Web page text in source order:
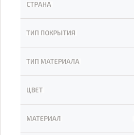
СТРАНА
ТИП ПОКРЫТИЯ
ТИП МАТЕРИАЛА
ЦВЕТ
МАТЕРИАЛ